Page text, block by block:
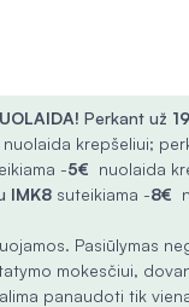
Perkant už
nuolaida krepšeliui;
-5€ nuolaida
IMK8 suteikiama -8€
Pasiūlymas
mokesčiui,
panaudoti tik